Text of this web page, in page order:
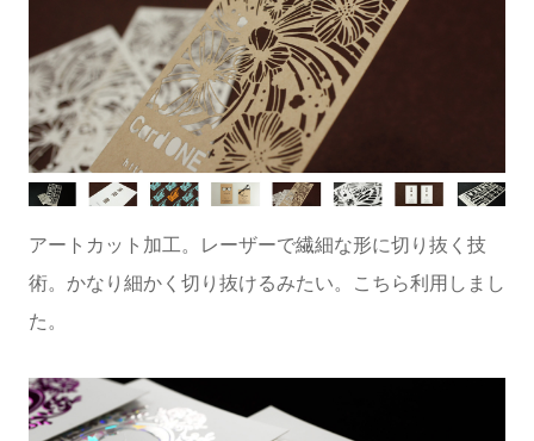
アートカット加工。レーザーで繊細な形に切り抜く技
術。かなり細かく切り抜けるみたい。こちら利用しまし
た。